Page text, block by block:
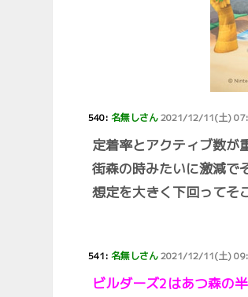
540:名無しさん2021/12/11(土)
定着率とアクティブ数が
街森の時みたいに激減で
想定を大きく下回ってそ
541:名無しさん2021/12/11(土)
ビルダーズ2はあつ森の